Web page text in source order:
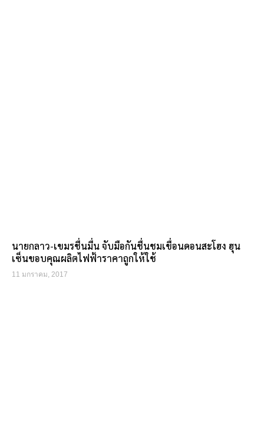
นายกลาว-เขมรชื่นมื่น จับมือกันชื่นชมเขื่อนดอนสะโฮง ฮุน
เซ็นขอบคุณผลิตไฟฟ้าราคาถูกให้ใช้
11 มกราคม, 2017